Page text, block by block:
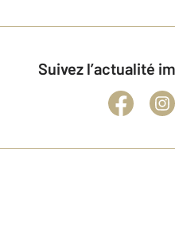
Suivez l’actualité